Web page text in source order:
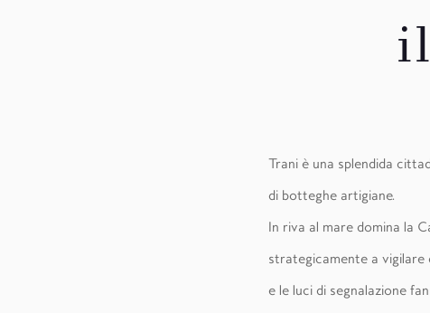
Trani è una splendida
di botteghe artigiane.
In riva al mare domina la
strategicamente a
e le luci di segnalazione